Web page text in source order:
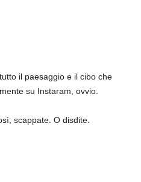
il paesaggio e il cibo che
su Instaram, ovvio.
scappate. O disdite.